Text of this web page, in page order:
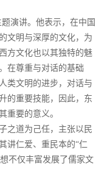
演讲。他表示，在中国
文明与深厚的文化，为
方文化也以其独特的魅
在尊重与对话的基础
类文明的进步，对话与
的重要技能，因此，东
重要的意义。
道为己任，主张以民
讲仁爱、重民本的“仁
不仅丰富发展了儒家文